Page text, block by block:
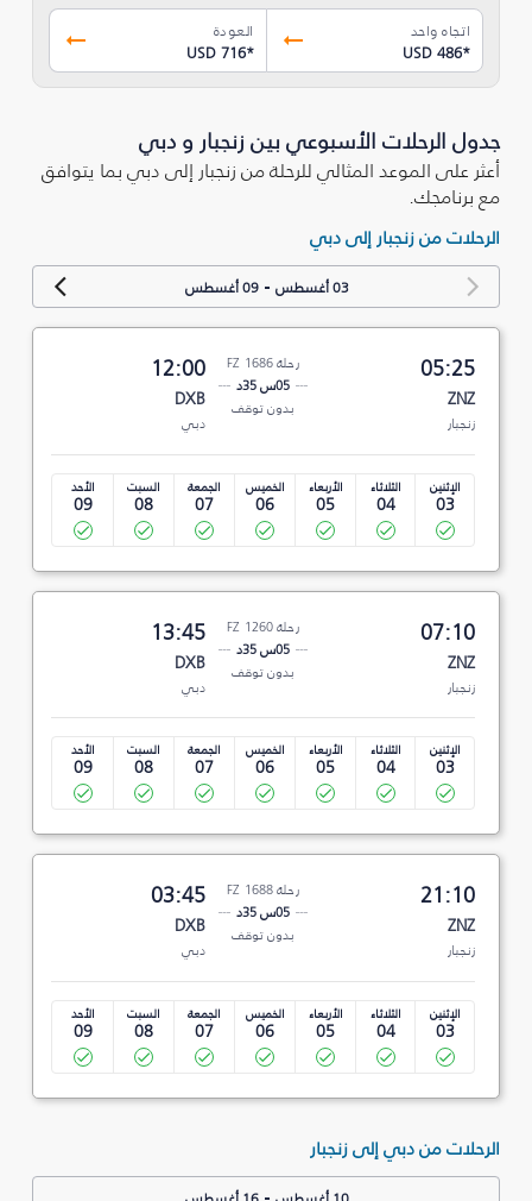
اتجاه واحد
USD 486*
العودة
USD 716*
جدول الرحلات الأسبوعي بين زنجبار و دبي
أعثر على الموعد المثالي للرحلة من زنجبار إلى دبي بما يتوافق
مع برنامجك.
الرحلات من زنجبار إلى دبي
03 أغسطس -09 أغسطس
05:25
ZNZ
زنجبار
رحلة FZ 1686
05س 35د
بدون توقف
12:00
DXB
دبي
الإثنين
03
الثلاثاء
04
الأربعاء
05
الخميس
06
الجمعة
07
السبت
08
الأحد
09
07:10
ZNZ
زنجبار
رحلة FZ 1260
05س 35د
بدون توقف
13:45
DXB
دبي
الإثنين
03
الثلاثاء
04
الأربعاء
05
الخميس
06
الجمعة
07
السبت
08
الأحد
09
21:10
ZNZ
زنجبار
رحلة FZ 1688
05س 35د
بدون توقف
03:45
DXB
دبي
الإثنين
03
الثلاثاء
04
الأربعاء
05
الخميس
06
الجمعة
07
السبت
08
الأحد
09
الرحلات من دبي إلى زنجبار
-